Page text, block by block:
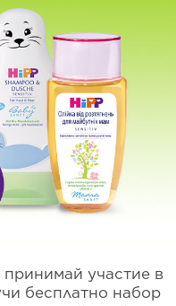
принимай участие в
бесплатно набор